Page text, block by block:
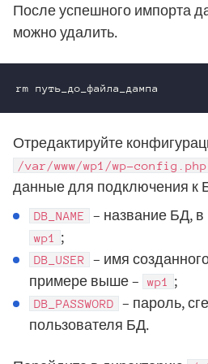
После успешного импорта
можно удалить.
rm путь_до_файла_дампа
Отредактируйте
/var/www/wp1/wp-config.php
данные для подключения к
DB_NAME – название БД,
wp1 ;
DB_USER
– имя
примере выше –
wp1 ;
DB_PASSWORD
– пароль,
пользователя БД.